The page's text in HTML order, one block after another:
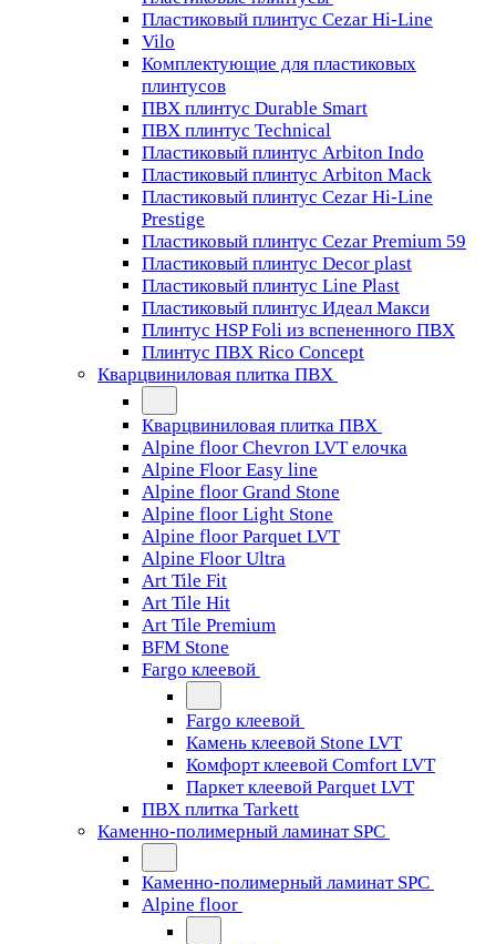
Пластиковый плинтус Cezar Hi-Line
Vilo
Комплектующие для пластиковых
плинтусов
ПВХ плинтус Durable Smart
ПВХ плинтус Technical
Пластиковый плинтус Arbiton Indo
Пластиковый плинтус Arbiton Mack
Пластиковый плинтус Cezar Hi-Line
Prestige
Пластиковый плинтус Cezar Premium 59
Пластиковый плинтус Decor plast
Пластиковый плинтус Line Plast
Пластиковый плинтус Идеал Макси
Плинтус HSP Foli из вспененного ПВХ
Плинтус ПВХ Rico Concept
Кварцвиниловая плитка ПВХ
Кварцвиниловая плитка ПВХ
Alpine floor Chevron LVT елочка
Alpine Floor Easy line
Alpine floor Grand Stone
Alpine floor Light Stone
Alpine floor Parquet LVT
Alpine Floor Ultra
Art Tile Fit
Art Tile Hit
Art Tile Premium
BFM Stone
Fargo клеевой
Fargo клеевой
Камень клеевой Stone LVT
Комфорт клеевой Comfort LVT
Паркет клеевой Parquet LVT
ПВХ плитка Tarkett
Каменно-полимерный ламинат SPC
Каменно-полимерный ламинат SPC
Alpine floor